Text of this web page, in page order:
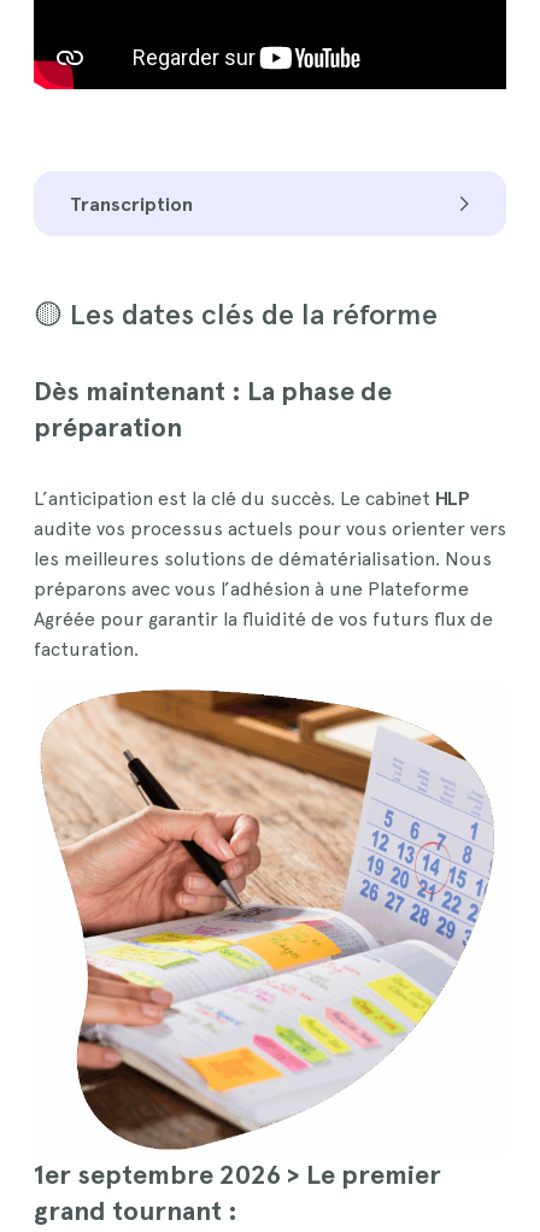
Transcription
🟡 Les dates clés de la réforme
Dès maintenant : La phase de
préparation
L’anticipation est la clé du succès. Le cabinet HLP
audite vos processus actuels pour vous orienter vers
les meilleures solutions de dématérialisation. Nous
préparons avec vous l’adhésion à une Plateforme
Agréée pour garantir la fluidité de vos futurs flux de
facturation.
1er septembre 2026 > Le premier
grand tournant :